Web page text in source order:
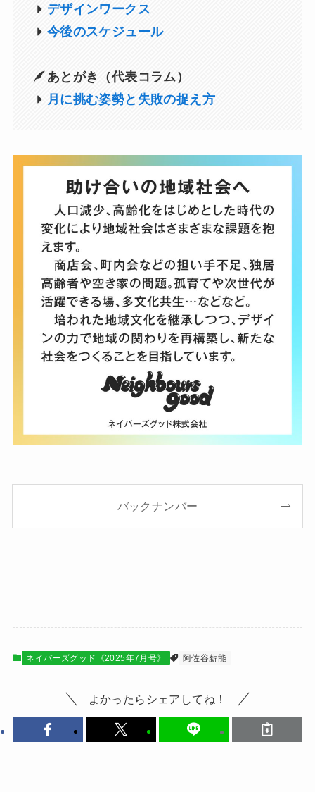
デザインワークス
今後のスケジュール
あとがき（代表コラム）
月に挑む姿勢と失敗の捉え方
バックナンバー
ネイバーズグッド《2025年7月号》 阿佐谷薪能
よかったらシェアしてね！